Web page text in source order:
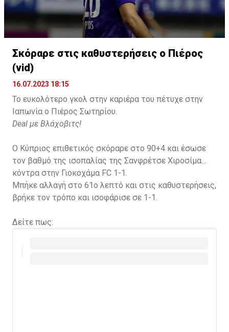
Σκόραρε στις καθυστερήσεις ο Πιέρος
(vid)
16.07.2023 18:15
Το ευκολότερο γκολ στην καριέρα του πέτυχε στην
Ιαπωνία ο Πιέρος Σωτηρίου.
Deal με Βλάχοβιτς!
Ο Κύπριος επιθετικός σκόραρε στο 90+4 και έσωσε
τον βαθμό της ισοπαλίας της Σανφρέτσε Χιροσίμα
κόντρα στην Γιοκοχάμα FC 1-1.
Μπήκε αλλαγή στο 61ο λεπτό και στις καθυστερήσεις,
βρήκε τον τρόπο και ισοφάρισε σε 1-1.
Δείτε πως: